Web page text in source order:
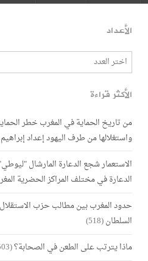
الأعداد
الأكثر قراءة
من تاريخ الحماية في المغرب خطر
واستغلالها من طرف اليهود إعداد
الاستعمار شجع الدعارة المارشال
الدعارة في مختلف المراكز الحضرية
حدود المغرب بين مطالب حزب
السلطان(518)
ماذا يترتب على الطعن في الصحابة؟(503)